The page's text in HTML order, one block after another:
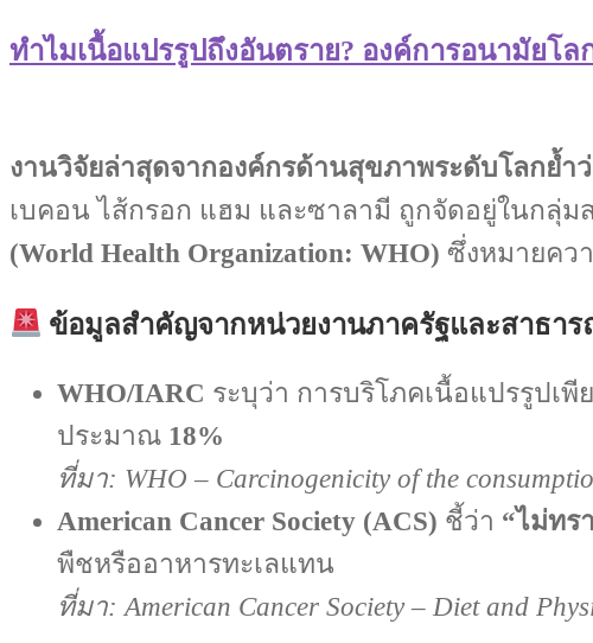
ทำไมเนื้อแปรรูปถึงอันตราย? องค์การอนามัยโ
งานวิจัยล่าสุดจากองค์กรด้านสุขภาพระดับโลกย้
เบคอน ไส้กรอก แฮม และซาลามี ถูกจัดอยู่ในกลุ่ม
(World Health Organization: WHO) ซึ่งหมายคว
ข้อมูลสำคัญจากหน่วยงานภาครัฐและสาธา
WHO/IARC ระบุว่า การบริโภคเนื้อแปรรูปเ
ประมาณ 18%
ที่มา: WHO – Carcinogenicity of the
American Cancer Society (ACS) ชี้ว่า “ไม่ทร
พืชหรืออาหารทะเลแทน
ที่มา: American Cancer Society – Diet and